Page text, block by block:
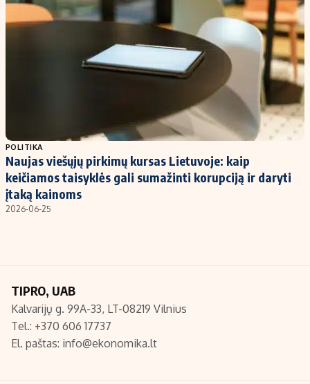
POLITIKA
Naujas viešųjų pirkimų kursas Lietuvoje: kaip
keičiamos taisyklės gali sumažinti korupciją ir daryti
įtaką kainoms
2026-06-25
TIPRO, UAB
Kalvarijų g. 99A-33, LT-08219 Vilnius
Tel.: +370 606 17737
El. paštas: info@ekonomika.lt